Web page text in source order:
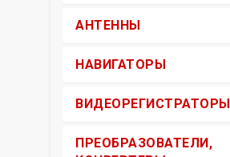
АНТЕННЫ
НАВИГАТОРЫ
ВИДЕОРЕГИСТРАТОРЫ
ПРЕОБРАЗОВАТЕЛИ,